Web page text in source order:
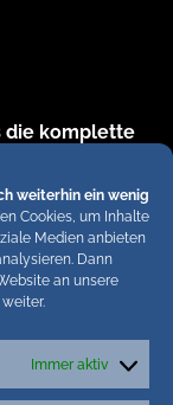
weiterhin ein wenig
Cookies, um Inhalte
Medien anbieten
Dann
an unsere
Immer aktiv
die komplette
plus Link
Wir
Schritte